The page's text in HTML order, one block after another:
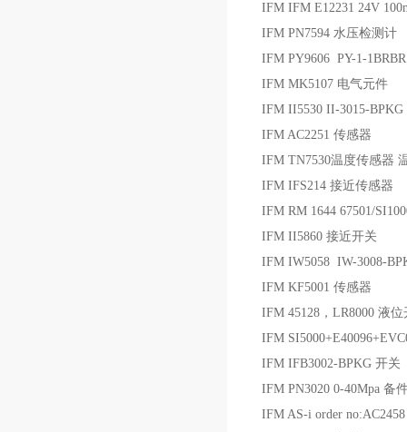
IFM IFM E12231 24V
IFM PN7594 水压检测计
IFM PY9606 PY-1-
IFM MK5107 电气元件
IFM II5530 II-3015-
IFM AC2251 传感器
IFM TN7530温度传感器
IFM IFS214 接近传感器
IFM RM 1644 67501/
IFM II5860 接近开关
IFM IW5058 IW-3008-
IFM KF5001 传感器
IFM 45128，LR8000 液位
IFM
IFM IFB3002-BPKG 开关
IFM PN3020 0-40Mpa 备
IFM AS-i order